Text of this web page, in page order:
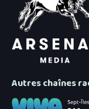
Autres chaînes